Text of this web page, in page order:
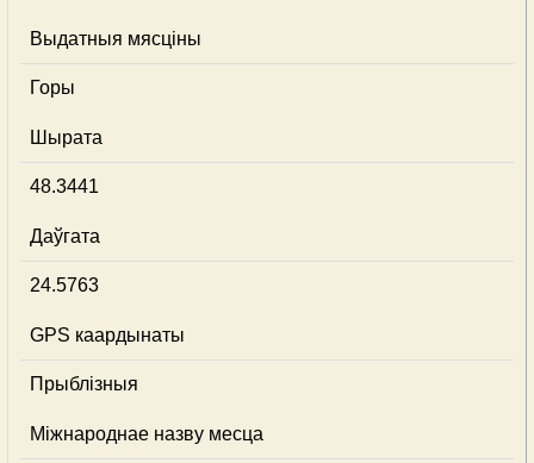
Выдатныя мясціны
Горы
Шырата
48.3441
Даўгата
24.5763
GPS каардынаты
Прыблізныя
Міжнароднае назву месца